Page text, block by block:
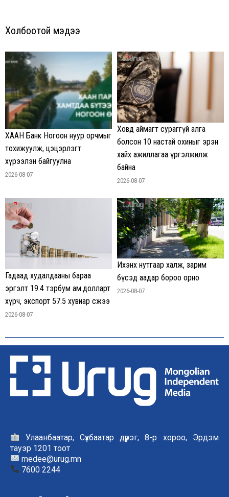
Холбоотой мэдээ
ХААН Банк Ногоон нуур орчмыг
тохижуулж, цэцэрлэгт
хүрээлэн байгуулна
2026-08-07
Ховд аймагт сураггүй алга
болсон 10 настай охиныг эрэн
хайх ажиллагаа үргэлжилж
байна
2026-08-07
Гадаад худалдааны бараа
эргэлт 19.4 тэрбум ам.долларт
хүрч, экспорт 57.5 хувиар өсжээ
2026-08-07
Ихэнх нутгаар халж, зарим
бүсэд аадар бороо орно
2026-08-07
Улаанбаатар, Сүхбаатар дүүрэг, 8-р хороо, Эрдэм
тауэр 1201 тоот
medee@urug.mn
7600 2244